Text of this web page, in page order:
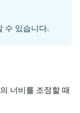
수 있습니다.
너비를 조정할 때